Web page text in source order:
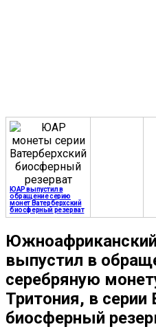
ЮАР выпустил в
обращение серию
монет Ватерберхский
биосферный резерват
выпустил в
серебряную
Тритония, в серии
биосферный